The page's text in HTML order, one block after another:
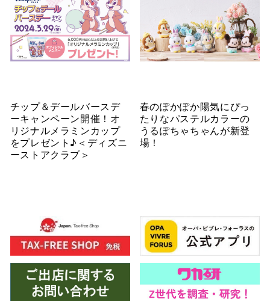
チップ＆デールバースデ
ーキャンペーン開催！オ
リジナルメラミンカップ
をプレゼント♪＜ディズニ
ーストアクラブ＞
春のぽかぽか陽気にぴっ
たりなパステルカラーの
うるぽちゃちゃんが新登
場！